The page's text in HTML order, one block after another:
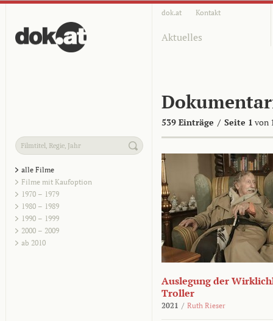
dok.at Kontakt
Aktuelles
539 Einträge / Seite 1 von
alle Filme
Filme mit Kaufoption
1970 – 1979
1980 – 1989
1990 – 1999
2000 – 2009
ab 2010
Auslegung der
Troller
2021 / Ruth Rieser